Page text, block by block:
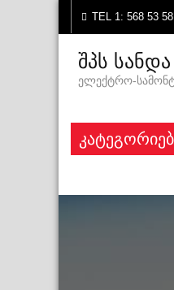
TEL 1: 568 53
შპს სანდა
ელექტრო-